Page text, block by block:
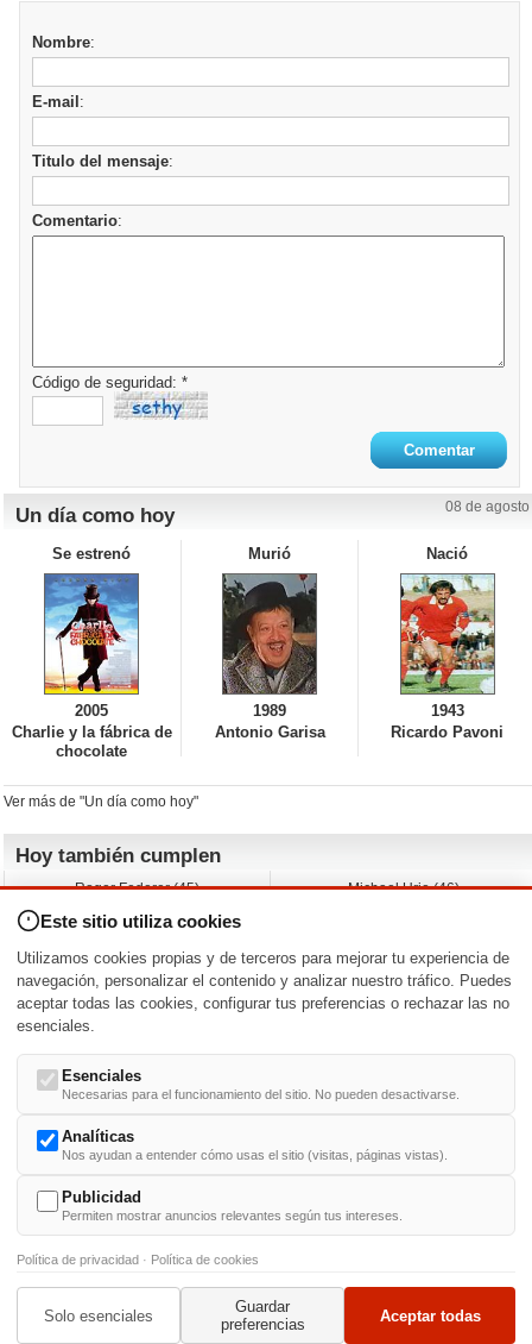
Nombre:
E-mail :
Titulo del mensaje:
Comentario:
Código de seguridad: *
Un día como hoy 08 de agosto
Se estrenó
2005
Charlie y la fábrica de
chocolate
Murió
1989
Antonio Garisa
Nació
1943
Ricardo Pavoni
Ver más de "Un día como hoy"
Hoy también cumplen
Roger Federer (45)
Dustin Hoffman (89)
Martin Brest (75)
Adam Roarke (89)
Michael Urie (46)
Jimmy Jean-Louis (58)
Ken Baumann (37)
Nacimientos y estrenos en la fecha
DD/MM /
-U- V- W- X - -
© 1999-2014. Todos los derechos reservados.Condiciones de uso
Este sitio utiliza cookies
Utilizamos cookies propias y de terceros para mejorar tu experiencia de
navegación, personalizar el contenido y analizar nuestro tráfico. Puedes
aceptar todas las cookies, configurar tus preferencias o rechazar las no
esenciales.
Esenciales
Necesarias para el funcionamiento del sitio. No pueden desactivarse.
Analíticas
Nos ayudan a entender cómo usas el sitio (visitas, páginas vistas).
Publicidad
Permiten mostrar anuncios relevantes según tus intereses.
Política de privacidad · Política de cookies
Solo esenciales
Guardar
preferencias
Aceptar todas